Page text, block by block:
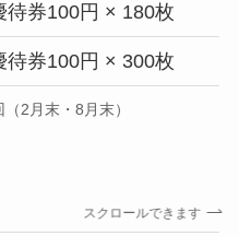
待券100円 × 180枚
待券100円 × 300枚
2月末・8月末）
スクロールできます